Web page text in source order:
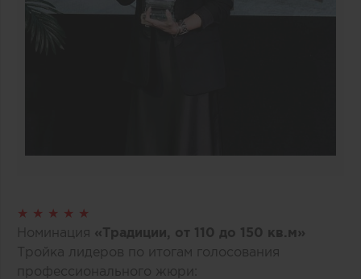
★ ★ ★ ★ ★
Номинация «Традиции, от 110 до 150 кв.м»
Тройка лидеров по итогам голосования
профессионального жюри: